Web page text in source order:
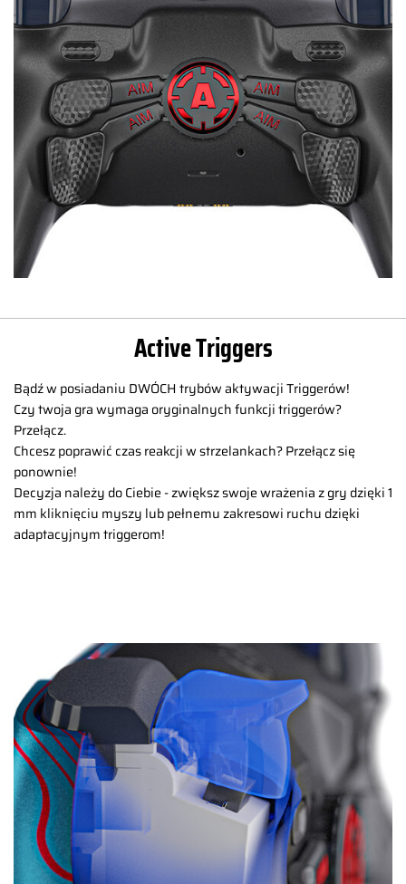
Active Triggers
Bądź w posiadaniu DWÓCH trybów aktywacji Triggerów!
Czy twoja gra wymaga oryginalnych funkcji triggerów?
Przełącz.
Chcesz poprawić czas reakcji w strzelankach? Przełącz się
ponownie!
Decyzja należy do Ciebie - zwiększ swoje wrażenia z gry dzięki 1
mm kliknięciu myszy lub pełnemu zakresowi ruchu dzięki
adaptacyjnym triggerom!